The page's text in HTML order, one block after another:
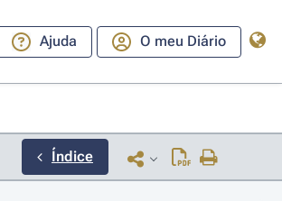
Ajuda O meu Diário
Índice